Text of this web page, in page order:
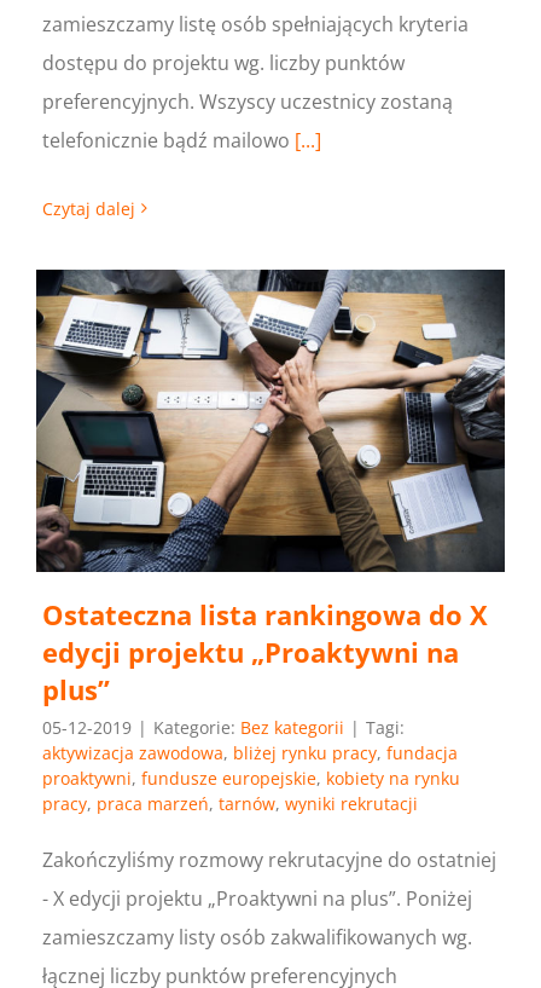
zamieszczamy listę osób spełniających kryteria
dostępu do projektu wg. liczby punktów
preferencyjnych. Wszyscy uczestnicy zostaną
telefonicznie bądź mailowo [...]
Czytaj dalej
Ostateczna lista rankingowa do X
edycji projektu „Proaktywni na
plus”
05-12-2019 | Kategorie: Bez kategorii | Tagi:
aktywizacja zawodowa, bliżej rynku pracy, fundacja
proaktywni, fundusze europejskie, kobiety na rynku
pracy, praca marzeń, tarnów, wyniki rekrutacji
Zakończyliśmy rozmowy rekrutacyjne do ostatniej
- X edycji projektu „Proaktywni na plus”. Poniżej
zamieszczamy listy osób zakwalifikowanych wg.
łącznej liczby punktów preferencyjnych